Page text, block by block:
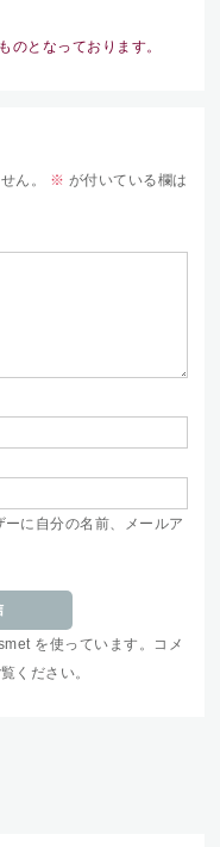
となっております。
ん。
※ が付いている欄は
に自分の名前、メールア
を使っています。
コメ
ください。